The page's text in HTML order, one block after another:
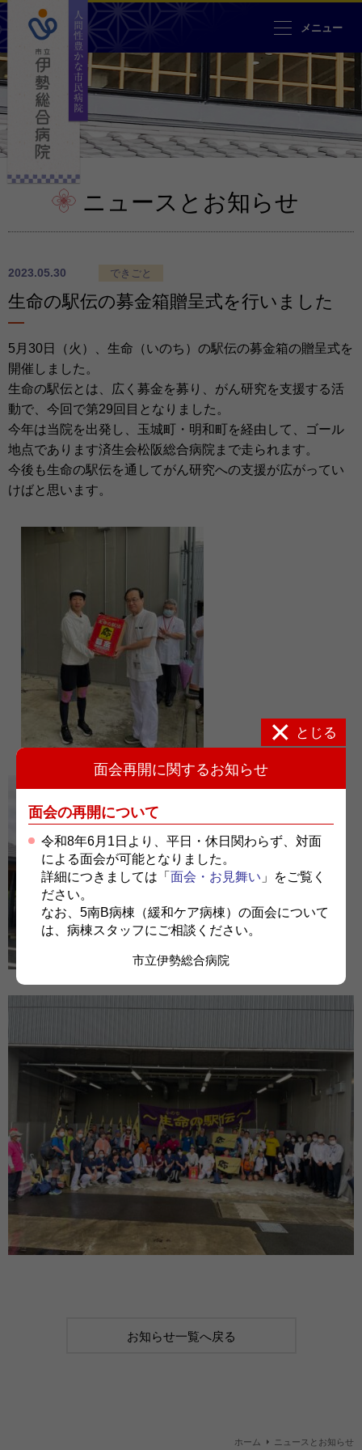
面会再開に関するお知らせ
とじる
面会の再開について
令和8年6月1日より、平日・休日関わらず、対面
による面会が可能となりました。
詳細につきましては「 面会・お見舞い 」をご覧く
ださい。
なお、5南B病棟（緩和ケア病棟）の面会について
は、病棟スタッフにご相談ください。
市立伊勢総合病院
人間性豊かな市民病院 市立伊勢
メニュー
ニュースとお知らせ
2023.05.30 できごと
生命の駅伝の募金箱贈呈式を行いました
5月30日（火）、生命（いのち）の駅伝の募金箱の贈呈式を
開催しました。
生命の駅伝とは、広く募金を募り、がん研究を支援する活
動で、今回で第29回目となりました。
今年は当院を出発し、玉城町・明和町を経由して、ゴール
地点であります済生会松阪総合病院まで走られます。
今後も生命の駅伝を通してがん研究への支援が広がってい
けばと思います。
お知らせ一覧へ戻る
ホーム ニュースとお知らせ